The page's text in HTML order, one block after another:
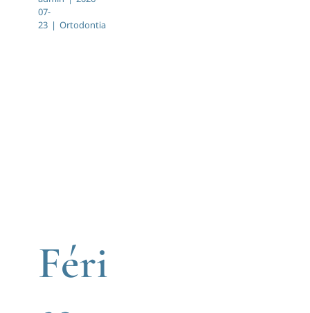
07-
23 | Ortodontia
Melhor
o
Tratamento
Féri